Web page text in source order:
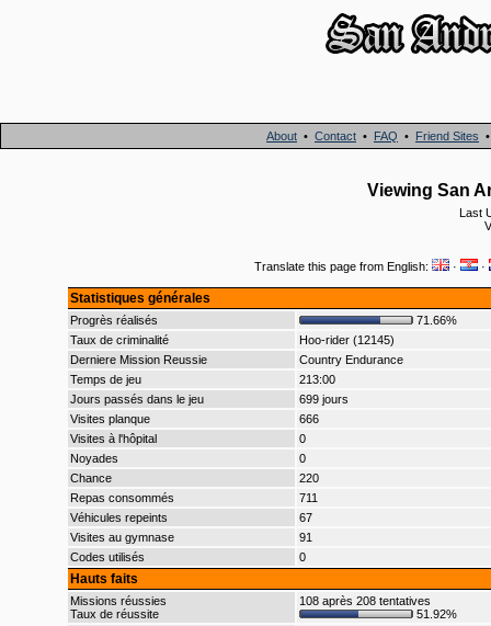
About • Contact • FAQ • Friend Sites
Viewing San
Last
Translate this page from English: · ·
Statistiques générales
Progrès réalisés
71.66%
Taux de criminalité
Hoo-rider (12145)
Derniere Mission Reussie
Country Endurance
Temps de jeu
213:00
Jours passés dans le jeu
699 jours
Visites planque
666
Visites à l'hôpital
0
Noyades
0
Chance
220
Repas consommés
711
Véhicules repeints
67
Visites au gymnase
91
Codes utilisés
0
Hauts faits
Missions réussies
Taux de réussite
108 après 208 tentatives
51.92%